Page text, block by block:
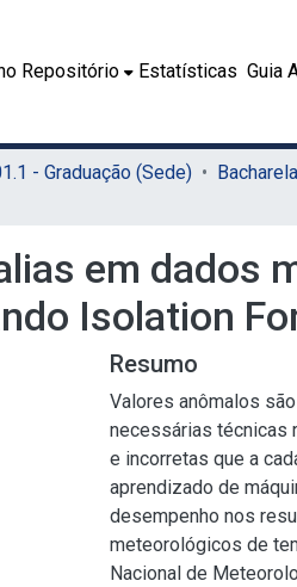
Repositório Estatísticas Guia
- Graduação (Sede)
em dados
Isolation
Resumo
Valores anômalos
necessárias técnicas
e incorretas que a
aprendizado de
desempenho nos
meteorológicos de
Nacional de